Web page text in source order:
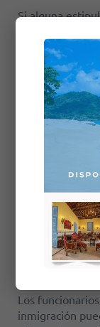
Si alguna
validez,
afectados de
de ningún
El USUARIO
presentes
Ninguna
Propuesta
o a lo aquí
expreso por
caso, estos
Es
la
Los
inmigración